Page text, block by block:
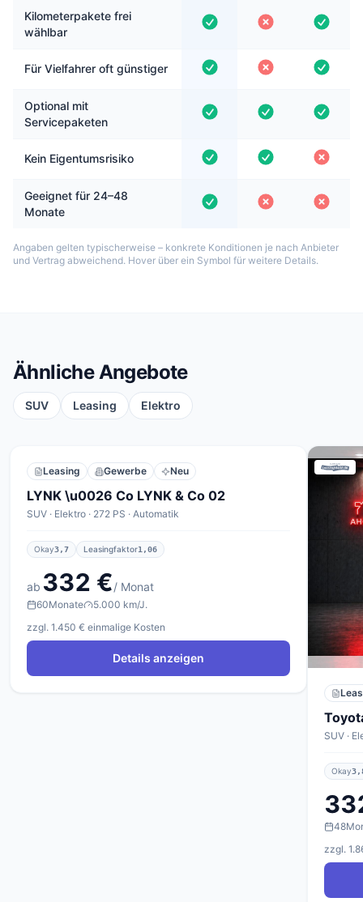
Kilometerpakete frei
wählbar
Für Vielfahrer oft günstiger
Optional mit
Servicepaketen
Kein Eigentumsrisiko
Geeignet für 24–48
Monate
Angaben gelten typischerweise – konkrete Konditionen je nach Anbieter
und Vertrag abweichend. Hover über ein Symbol für weitere Details.
Ähnliche Angebote
SUV Leasing Elektro
Leasing Gewerbe Neu
LYNK \u0026 Co LYNK & Co 02
SUV · Elektro · 272 PS · Automatik
Okay3,7 Leasingfaktor1,06
ab 332 €/ Monat
60Monate
5.000 km/J.
zzgl. 1.450 € einmalige Kosten
Details anzeigen
SUV ·
Okay
48
zzgl.